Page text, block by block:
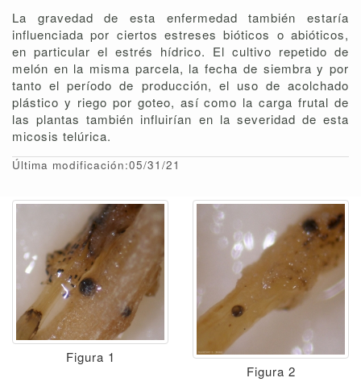
La gravedad de esta enfermedad también estaría
influenciada por ciertos estreses bióticos o abióticos,
en particular el estrés hídrico. El cultivo repetido de
melón en la misma parcela, la fecha de siembra y por
tanto el período de producción, el uso de acolchado
plástico y riego por goteo, así como la carga frutal de
las plantas también influirían en la severidad de esta
micosis telúrica.
Última modificación:05/31/21
Figura 1
Figura 2